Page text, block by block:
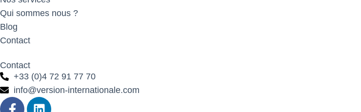
Qui sommes nous ?
Blog
Contact
Contact
+33 (0)4 72 91 77 70
info@version-internationale.com